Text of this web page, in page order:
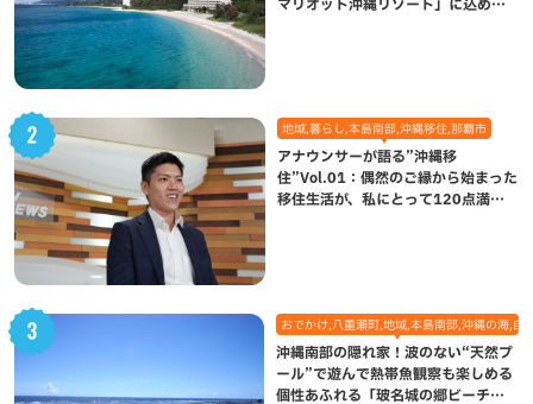
マリオット沖縄リゾート」に込めら
地域,暮らし,本島南部,沖縄移住,那覇市
アナウンサーが語る”沖縄移
住”Vol.01：偶然のご縁から始まった
移住生活が、私にとって120点満点
おでかけ,八重瀬町,地域,本島南部,沖縄の海,自
沖縄南部の隠れ家！波のない“天然プ
ール”で遊んで熱帯魚観察も楽しめる
個性あふれる「玻名城の郷ビーチ」